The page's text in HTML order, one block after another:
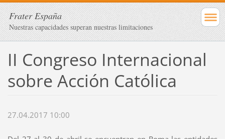
Frater España
Nuestras capacidades superan nuestras limitaciones
II Congreso Internacional
sobre Acción Católica
27.04.2017 10:00